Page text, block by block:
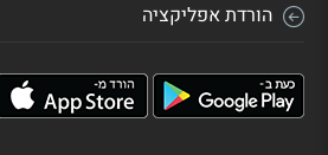
הורדת אפליקציה